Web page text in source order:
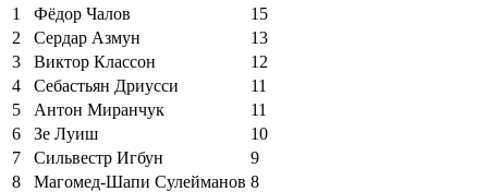
1
Фёдор Чалов
15
2
Сердар Азмун
13
3
Виктор Классон
12
4
Себастьян Дриусси
11
5
Антон Миранчук
11
6
Зе Луиш
10
7
Сильвестр Игбун
9
8
Магомед-Шапи Сулейманов 8